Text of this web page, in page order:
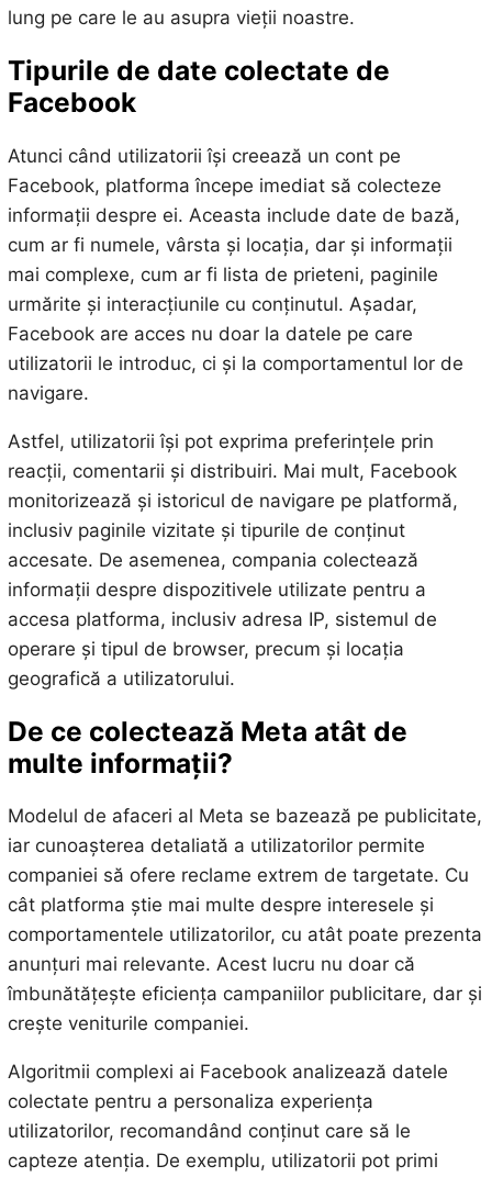
lung pe care le au asupra vieții noastre.
Tipurile de date colectate de
Facebook
Atunci când utilizatorii își creează un cont pe
Facebook, platforma începe imediat să colecteze
informații despre ei. Aceasta include date de bază,
cum ar fi numele, vârsta și locația, dar și informații
mai complexe, cum ar fi lista de prieteni, paginile
urmărite și interacțiunile cu conținutul. Așadar,
Facebook are acces nu doar la datele pe care
utilizatorii le introduc, ci și la comportamentul lor de
navigare.
Astfel, utilizatorii își pot exprima preferințele prin
reacții, comentarii și distribuiri. Mai mult, Facebook
monitorizează și istoricul de navigare pe platformă,
inclusiv paginile vizitate și tipurile de conținut
accesate. De asemenea, compania colectează
informații despre dispozitivele utilizate pentru a
accesa platforma, inclusiv adresa IP, sistemul de
operare și tipul de browser, precum și locația
geografică a utilizatorului.
De ce colectează Meta atât de
multe informații?
Modelul de afaceri al Meta se bazează pe publicitate,
iar cunoașterea detaliată a utilizatorilor permite
companiei să ofere reclame extrem de targetate. Cu
cât platforma știe mai multe despre interesele și
comportamentele utilizatorilor, cu atât poate prezenta
anunțuri mai relevante. Acest lucru nu doar că
îmbunătățește eficiența campaniilor publicitare, dar și
crește veniturile companiei.
Algoritmii complexi ai Facebook analizează datele
colectate pentru a personaliza experiența
utilizatorilor, recomandând conținut care să le
capteze atenția. De exemplu, utilizatorii pot primi